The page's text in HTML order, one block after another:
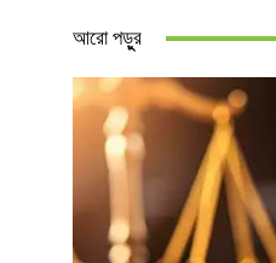
আরো পড়ুুর